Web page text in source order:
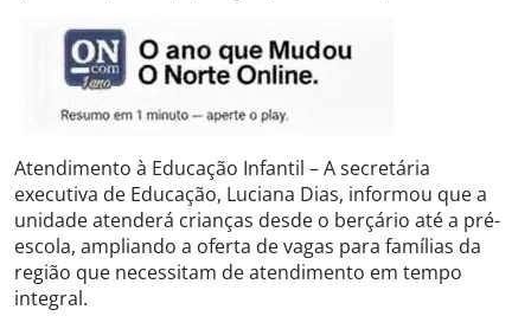
Atendimento à Educação Infantil – A secretária
executiva de Educação, Luciana Dias, informou que a
unidade atenderá crianças desde o berçário até a pré-
escola, ampliando a oferta de vagas para famílias da
região que necessitam de atendimento em tempo
integral.